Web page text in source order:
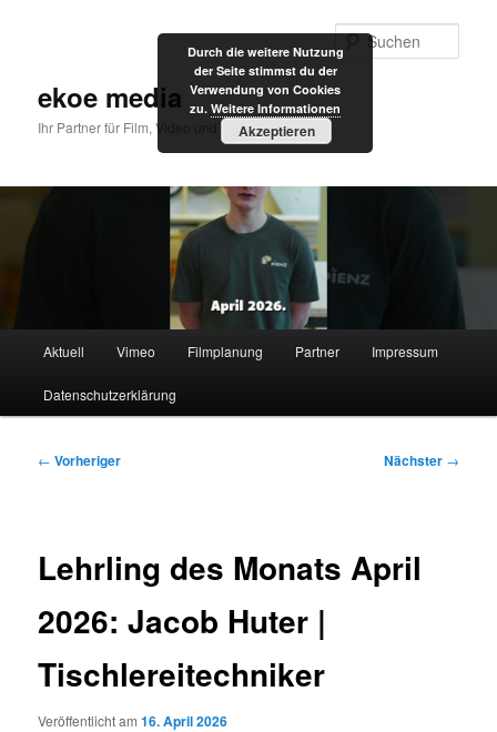
ekoe media
Ihr Partner für Film, Video und Internet
Aktuell Vimeo Filmplanung Partner Impressum
Datenschutzerklärung
Beitragsnavigation
← Vorheriger Nächster →
Lehrling des Monats April
2026: Jacob Huter |
Tischlereitechniker
Veröffentlicht am16. April 2026
Durch die weitere Nutzung
der Seite stimmst du der
Verwendung von Cookies
zu. Weitere Informationen
Akzeptieren